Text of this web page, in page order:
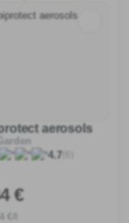
aerosols
4.7
€
€/l